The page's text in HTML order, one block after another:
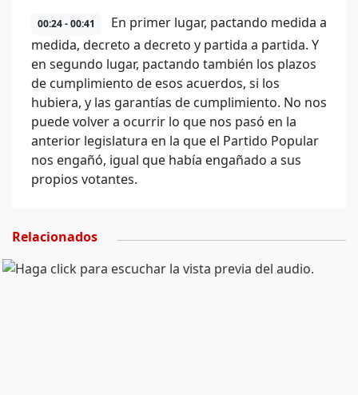
00:24 - 00:41
En primer lugar, pactando medida a
medida, decreto a decreto y partida a partida. Y
en segundo lugar, pactando también los plazos
de cumplimiento de esos acuerdos, si los
hubiera, y las garantías de cumplimiento. No nos
puede volver a ocurrir lo que nos pasó en la
anterior legislatura en la que el Partido Popular
nos engañó, igual que había engañado a sus
propios votantes.
Relacionados